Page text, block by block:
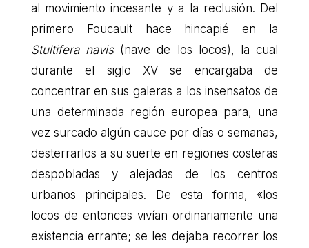
al movimiento incesante y a la reclusión. Del
primero Foucault hace hincapié en la
Stultifera navis (nave de los locos), la cual
durante el siglo XV se encargaba de
concentrar en sus galeras a los insensatos de
una determinada región europea para, una
vez surcado algún cauce por días o semanas,
desterrarlos a su suerte en regiones costeras
despobladas y alejadas de los centros
urbanos principales. De esta forma, «los
locos de entonces vivían ordinariamente una
existencia errante; se les dejaba recorrer los